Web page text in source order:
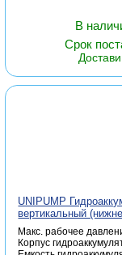
В
Срок
UNIPUMP
вертикальный
Макс. рабочее
Корпус